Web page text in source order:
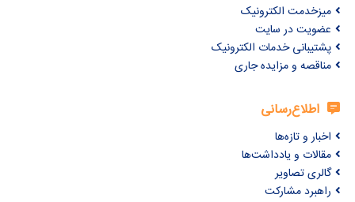
میزخدمت الکترونیک
عضویت در سایت
پشتیبانی خدمات الکترونیک
مناقصه و مزایده جاری
اطلاع‌رسانی
اخبار و تازه‌ها
مقالات و یادداشت‌ها
گالری تصاویر
راهبرد مشارکت